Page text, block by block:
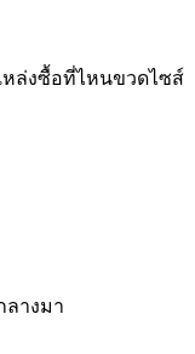
ล่งซื้อที่ไหนขวดไซส์
ลางมา